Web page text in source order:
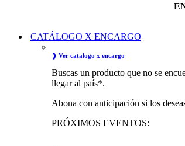
CATÁLOGO X ENCARGO
❱ Ver catalogo x encargo
Buscas un producto que no se
llegar al país*.
Abona con anticipación si los
PRÓXIMOS EVENTOS: